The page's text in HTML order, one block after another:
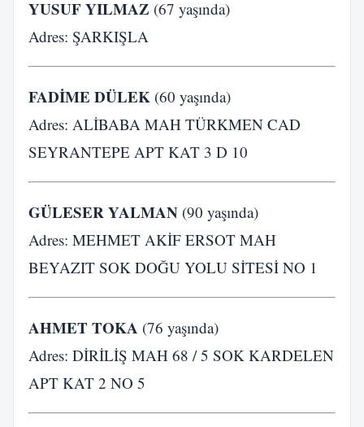
YUSUF YILMAZ (67 yaşında)
Adres: ŞARKIŞLA
FADİME DÜLEK (60 yaşında)
Adres: ALİBABA MAH TÜRKMEN CAD
SEYRANTEPE APT KAT 3 D 10
GÜLESER YALMAN (90 yaşında)
Adres: MEHMET AKİF ERSOT MAH
BEYAZIT SOK DOĞU YOLU SİTESİ NO 1
AHMET TOKA (76 yaşında)
Adres: DİRİLİŞ MAH 68 / 5 SOK KARDELEN
APT KAT 2 NO 5